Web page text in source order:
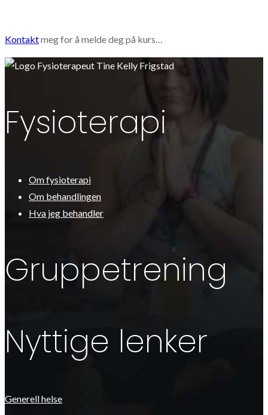
Kontaktmeg for å melde deg på kurs…
Fysioterapi
Om fysioterapi
Om behandlingen
Hva jeg behandler
Gruppetrening
Nyttige lenker
Generell helse